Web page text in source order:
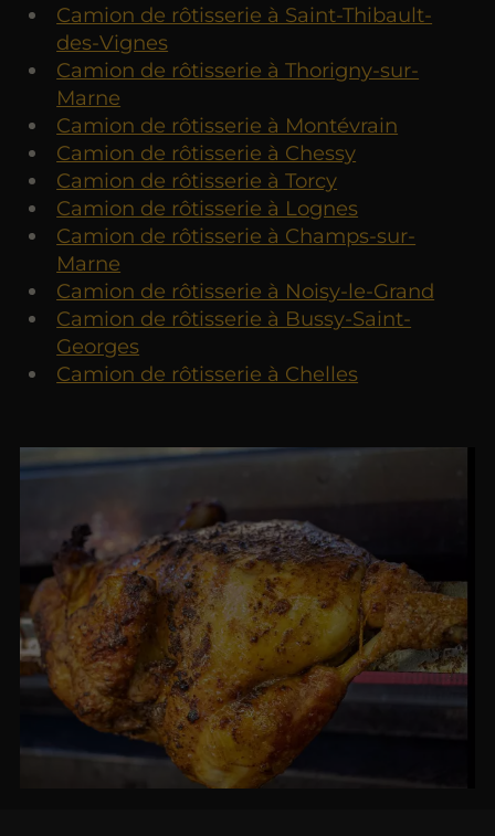
Camion de rôtisserie à Saint-Thibault-
des-Vignes
Camion de rôtisserie à Thorigny-sur-
Marne
Camion de rôtisserie à Montévrain
Camion de rôtisserie à Chessy
Camion de rôtisserie à Torcy
Camion de rôtisserie à Lognes
Camion de rôtisserie à Champs-sur-
Marne
Camion de rôtisserie à Noisy-le-Grand
Camion de rôtisserie à Bussy-Saint-
Georges
Camion de rôtisserie à Chelles